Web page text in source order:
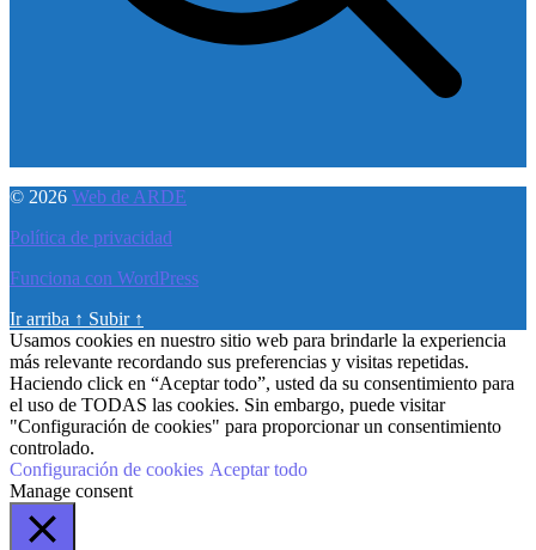
© 2026 Web de ARDE
Política de privacidad
Funciona con WordPress
Ir arriba ↑ Subir ↑
Usamos cookies en nuestro sitio web para brindarle la experiencia
más relevante recordando sus preferencias y visitas repetidas.
Haciendo click en “Aceptar todo”, usted da su consentimiento para
el uso de TODAS las cookies. Sin embargo, puede visitar
"Configuración de cookies" para proporcionar un consentimiento
controlado.
Configuración de cookies Aceptar todo
Manage consent